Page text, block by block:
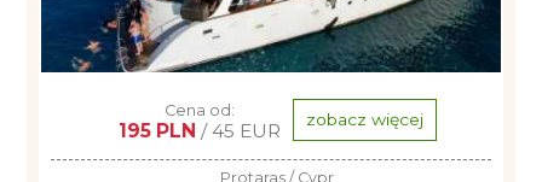
Cena od:
195 PLN / 45 EUR zobacz więcej
Protaras / Cypr